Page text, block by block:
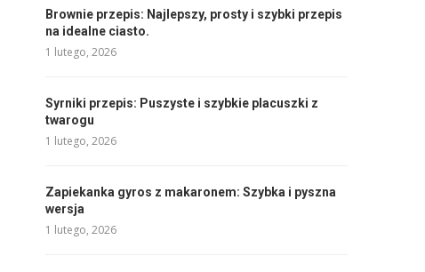
Brownie przepis: Najlepszy, prosty i szybki przepis
na idealne ciasto.
1 lutego, 2026
Syrniki przepis: Puszyste i szybkie placuszki z
twarogu
1 lutego, 2026
Zapiekanka gyros z makaronem: Szybka i pyszna
wersja
1 lutego, 2026